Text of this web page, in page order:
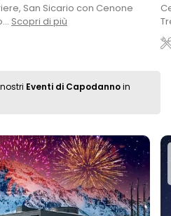
San Sicario con Cenone
Scopri di più
Eventi di Capodannoin